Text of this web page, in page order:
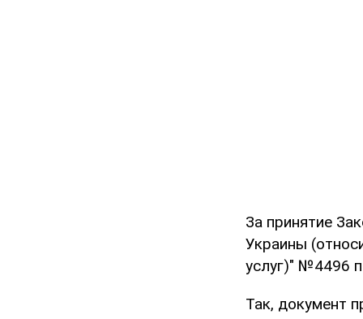
За принятие
Украины
услуг)" №4496
Так, документ